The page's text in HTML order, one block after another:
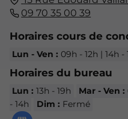
09 70 35 00 39
Horaires cours de
Lun - Ven : 09h - 12h | 14h -
Horaires du bureau
Lun :13h - 19h Mar - Ven :
- 14h
Dim : Fermé